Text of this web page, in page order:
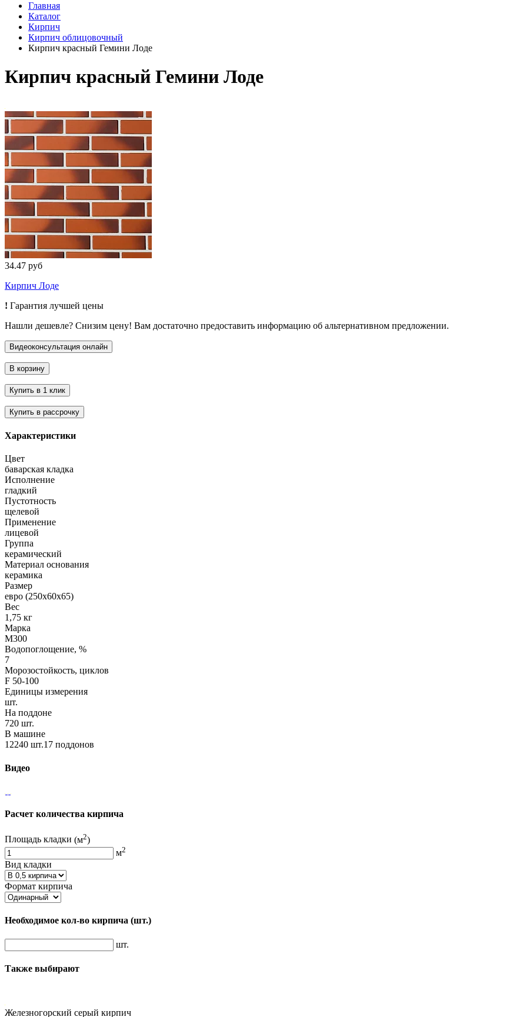
Главная
Каталог
Кирпич
Кирпич облицовочный
Кирпич красный Гемини Лоде
Кирпич красный Гемини Лоде
34.47 руб
Кирпич Лоде
! Гарантия лучшей цены
Нашли дешевле? Снизим цену! Вам достаточно предоставить информацию об альтернативном предложении.
Характеристики
Цвет
баварская кладка
Исполнение
гладкий
Пустотность
щелевой
Применение
лицевой
Группа
керамический
Материал основания
керамика
Размер
евро (250х60х65)
Вес
1,75 кг
Марка
М300
Водопоглощение, %
7
Морозостойкость, циклов
F 50-100
Единицы измерения
шт.
На поддоне
720 шт.
В машине
12240 шт.17 поддонов
Видео
Расчет количества кирпича
Площадь кладки (м2)
м2
Вид кладки
Формат кирпича
Необходимое кол-во кирпича (шт.)
шт.
Также выбирают
Железногорский серый кирпич